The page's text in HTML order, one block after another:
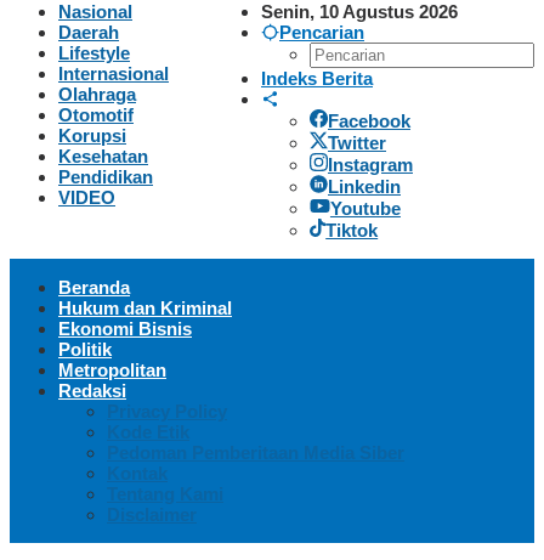
Senin, 10 Agustus 2026
Pencarian
Indeks Berita
Facebook
Twitter
Instagram
Linkedin
Youtube
Tiktok
Nasional
Daerah
Lifestyle
Internasional
Olahraga
Otomotif
Korupsi
Kesehatan
Pendidikan
VIDEO
Beranda
Hukum dan Kriminal
Ekonomi Bisnis
Politik
Metropolitan
Redaksi
Privacy Policy
Kode Etik
Pedoman Pemberitaan Media Siber
Kontak
Tentang Kami
Disclaimer